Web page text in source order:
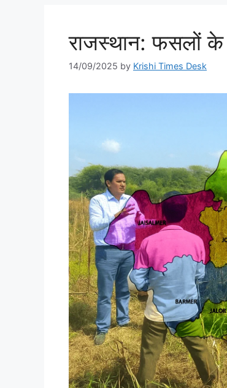
राजस्थान: फसलों के
14/09/2025 by Krishi Times Desk